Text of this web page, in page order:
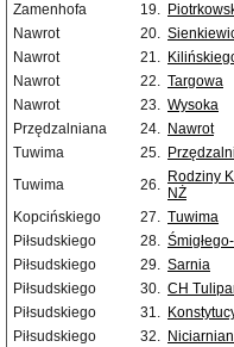
Zamenhofa
19.
Nawrot
20.
Nawrot
21.
Nawrot
22. Targowa
Nawrot
23. Wysoka
Przędzalniana
24. Nawrot
Tuwima
25.
Tuwima
26. Rodziny
NŻ
Kopcińskiego 27. Tuwima
Piłsudskiego
28.
Piłsudskiego
29. Sarnia
Piłsudskiego
30. CH
Piłsudskiego
31.
Piłsudskiego
32.